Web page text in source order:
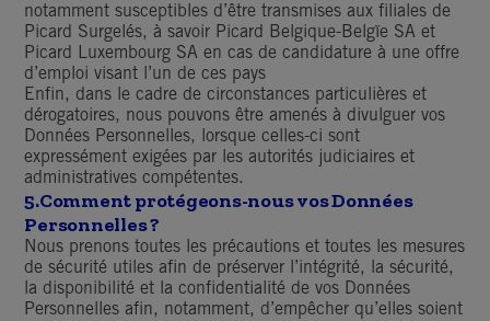
notamment susceptibles d’être transmises aux filiales de
Picard Surgelés, à savoir Picard Belgique-Belgïe SA et
Picard Luxembourg SA en cas de candidature à une offre
d’emploi visant l’un de ces pays
Enfin, dans le cadre de circonstances particulières et
dérogatoires, nous pouvons être amenés à divulguer vos
Données Personnelles, lorsque celles-ci sont
expressément exigées par les autorités judiciaires et
administratives compétentes.
5.Comment protégeons-nous vos Données
Personnelles ?
Nous prenons toutes les précautions et toutes les mesures
de sécurité utiles afin de préserver l’intégrité, la sécurité,
la disponibilité et la confidentialité de vos Données
Personnelles afin, notamment, d’empêcher qu’elles soient